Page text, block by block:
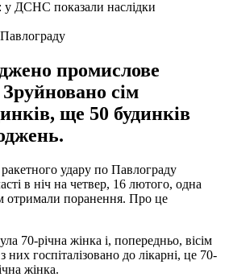
промислове
сім
ще 50 будинків
удару по Павлограду
в ніч на четвер, 16 лютого, одна
отримали поранення. Про це
70-річна жінка і, попередньо, вісім
них госпіталізовано до лікарні, це 70-
жінка.